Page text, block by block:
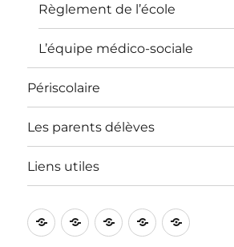
Règlement de l’école
L’équipe médico-sociale
Périscolaire
Les parents délèves
Liens utiles
L’écoleInformations
Périscolaire
Les
Liens